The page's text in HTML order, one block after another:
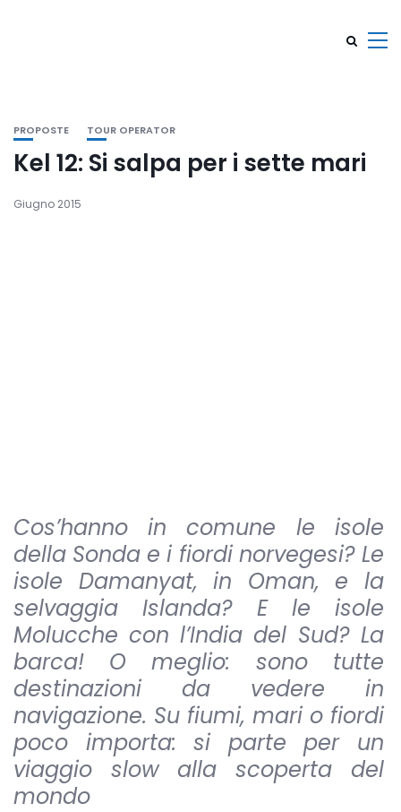
PROPOSTE TOUR OPERATOR
Kel 12: Si salpa per i sette mari
Giugno 2015
Cos’hanno in comune le isole
della Sonda e i fiordi norvegesi? Le
isole Damanyat, in Oman, e la
selvaggia Islanda? E le isole
Molucche con l’India del Sud? La
barca! O meglio: sono tutte
destinazioni da vedere in
navigazione. Su fiumi, mari o fiordi
poco importa: si parte per un
viaggio slow alla scoperta del
mondo